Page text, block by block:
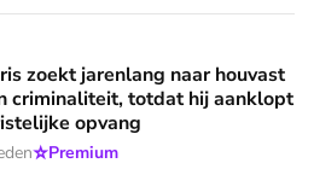
naar houvast in drugs en
zoekt jarenlang naar houvast
criminaliteit, totdat hij aanklopt
opvang
⭐Premium